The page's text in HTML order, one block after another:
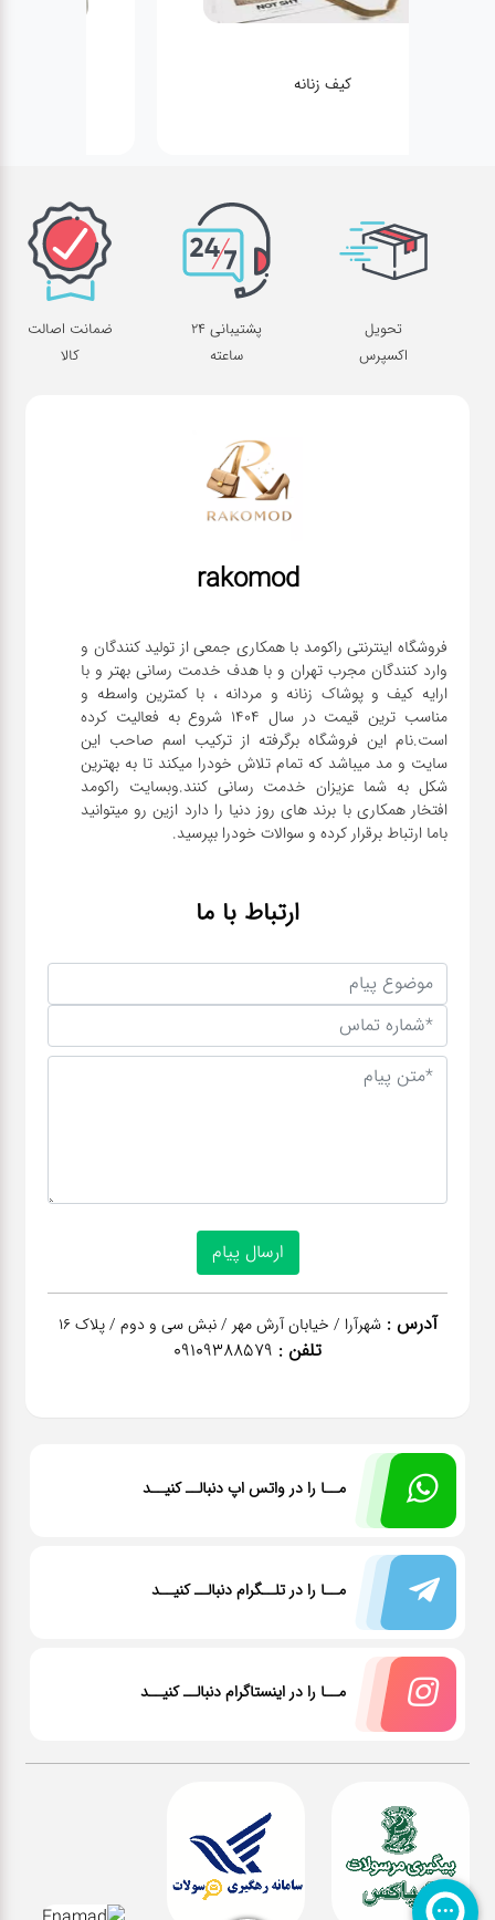
تحویل
اکسپرس
پشتیبانی 24
ساعته
ضمانت اصالت
کالا
rakomod
فروشگاه اینترنتی راکومد با همکاری جمعی از تولید کنندگان و
وارد کنندگان مجرب تهران و با هدف خدمت رسانی بهتر و با
ارایه کیف و پوشاک زنانه و مردانه ، با کمترین واسطه و
مناسب ترین قیمت در سال 1404 شروع به فعالیت کرده
است.نام این فروشگاه برگرفته از ترکیب اسم صاحب این
سایت و مد میباشد که تمام تلاش خودرا میکند تا به بهترین
شکل به شما عزیزان خدمت رسانی کنند.وبسایت راکومد
افتخار همکاری با برند های روز دنیا را دارد ازین رو میتوانید
باما ارتباط برقرار کرده و سوالات خودرا بپرسید.
ارتباط با ما
آدرس : شهرآرا / خیابان آرش مهر / نبش سی و دوم / پلاک 16
تلفن : 09109388579
مــا را در واتس اپ دنبالــ کنیــد
مــا را در تلــگرام دنبالــ کنیــد
مــا را در اینستاگرام دنبالــ کنیــد